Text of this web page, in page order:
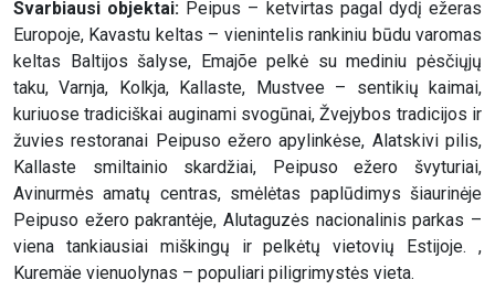
Svarbiausi objektai: Peipus – ketvirtas pagal dydį ežeras
Europoje, Kavastu keltas – vienintelis rankiniu būdu varomas
keltas Baltijos šalyse, Emajõe pelkė su mediniu pėsčiųjų
taku, Varnja, Kolkja, Kallaste, Mustvee – sentikių kaimai,
kuriuose tradiciškai auginami svogūnai, Žvejybos tradicijos ir
žuvies restoranai Peipuso ežero apylinkėse, Alatskivi pilis,
Kallaste smiltainio skardžiai, Peipuso ežero švyturiai,
Avinurmės amatų centras, smėlėtas paplūdimys šiaurinėje
Peipuso ežero pakrantėje, Alutaguzės nacionalinis parkas –
viena tankiausiai miškingų ir pelkėtų vietovių Estijoje. ,
Kuremäe vienuolynas – populiari piligrimystės vieta.